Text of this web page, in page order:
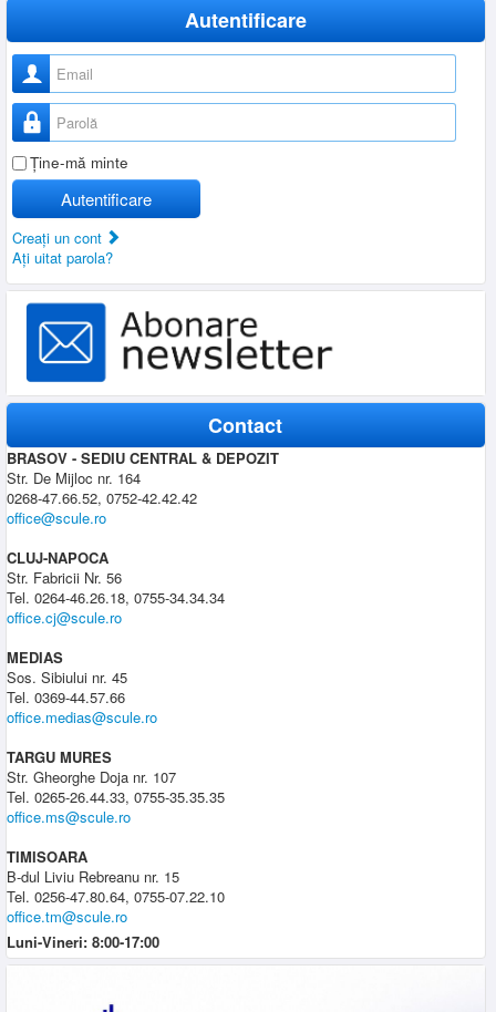
Autentificare
Nume utilizator
Parolă
Ţine-mă minte
Autentificare
Creaţi un cont
Aţi uitat parola?
Contact
BRASOV - SEDIU CENTRAL & DEPOZIT
Str. De Mijloc nr. 164
0268-47.66.52, 0752-42.42.42
office@scule.ro
CLUJ-NAPOCA
Str. Fabricii Nr. 56
Tel. 0264-46.26.18, 0755-34.34.34
office.cj@scule.ro
MEDIAS
Sos. Sibiului nr. 45
Tel. 0369-44.57.66
office.medias@scule.ro
TARGU MURES
Str. Gheorghe Doja nr. 107
Tel. 0265-26.44.33, 0755-35.35.35
office.ms@scule.ro
TIMISOARA
B-dul Liviu Rebreanu nr. 15
Tel. 0256-47.80.64, 0755-07.22.10
office.tm@scule.ro
Luni-Vineri: 8:00-17:00